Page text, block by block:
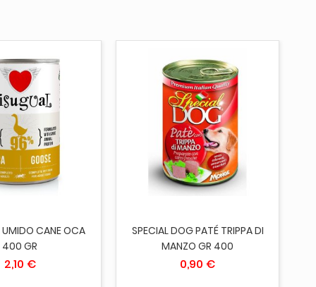
AL CARRELLO
UMIDO CANE OCA
400 GR
2,10 €
ESAURITO
SPECIAL DOG PATÉ TRIPPA DI
MANZO GR 400
0,90 €